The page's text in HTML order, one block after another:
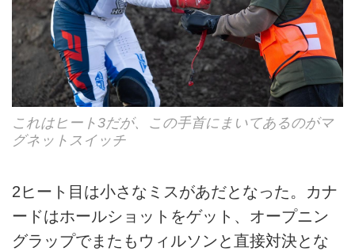
これはヒート3だが、この手首にまいてあるのがマ
グネットスイッチ
2ヒート目は小さなミスがあだとなった。カナ
ードはホールショットをゲット、オープニン
グラップでまたもウィルソンと直接対決とな